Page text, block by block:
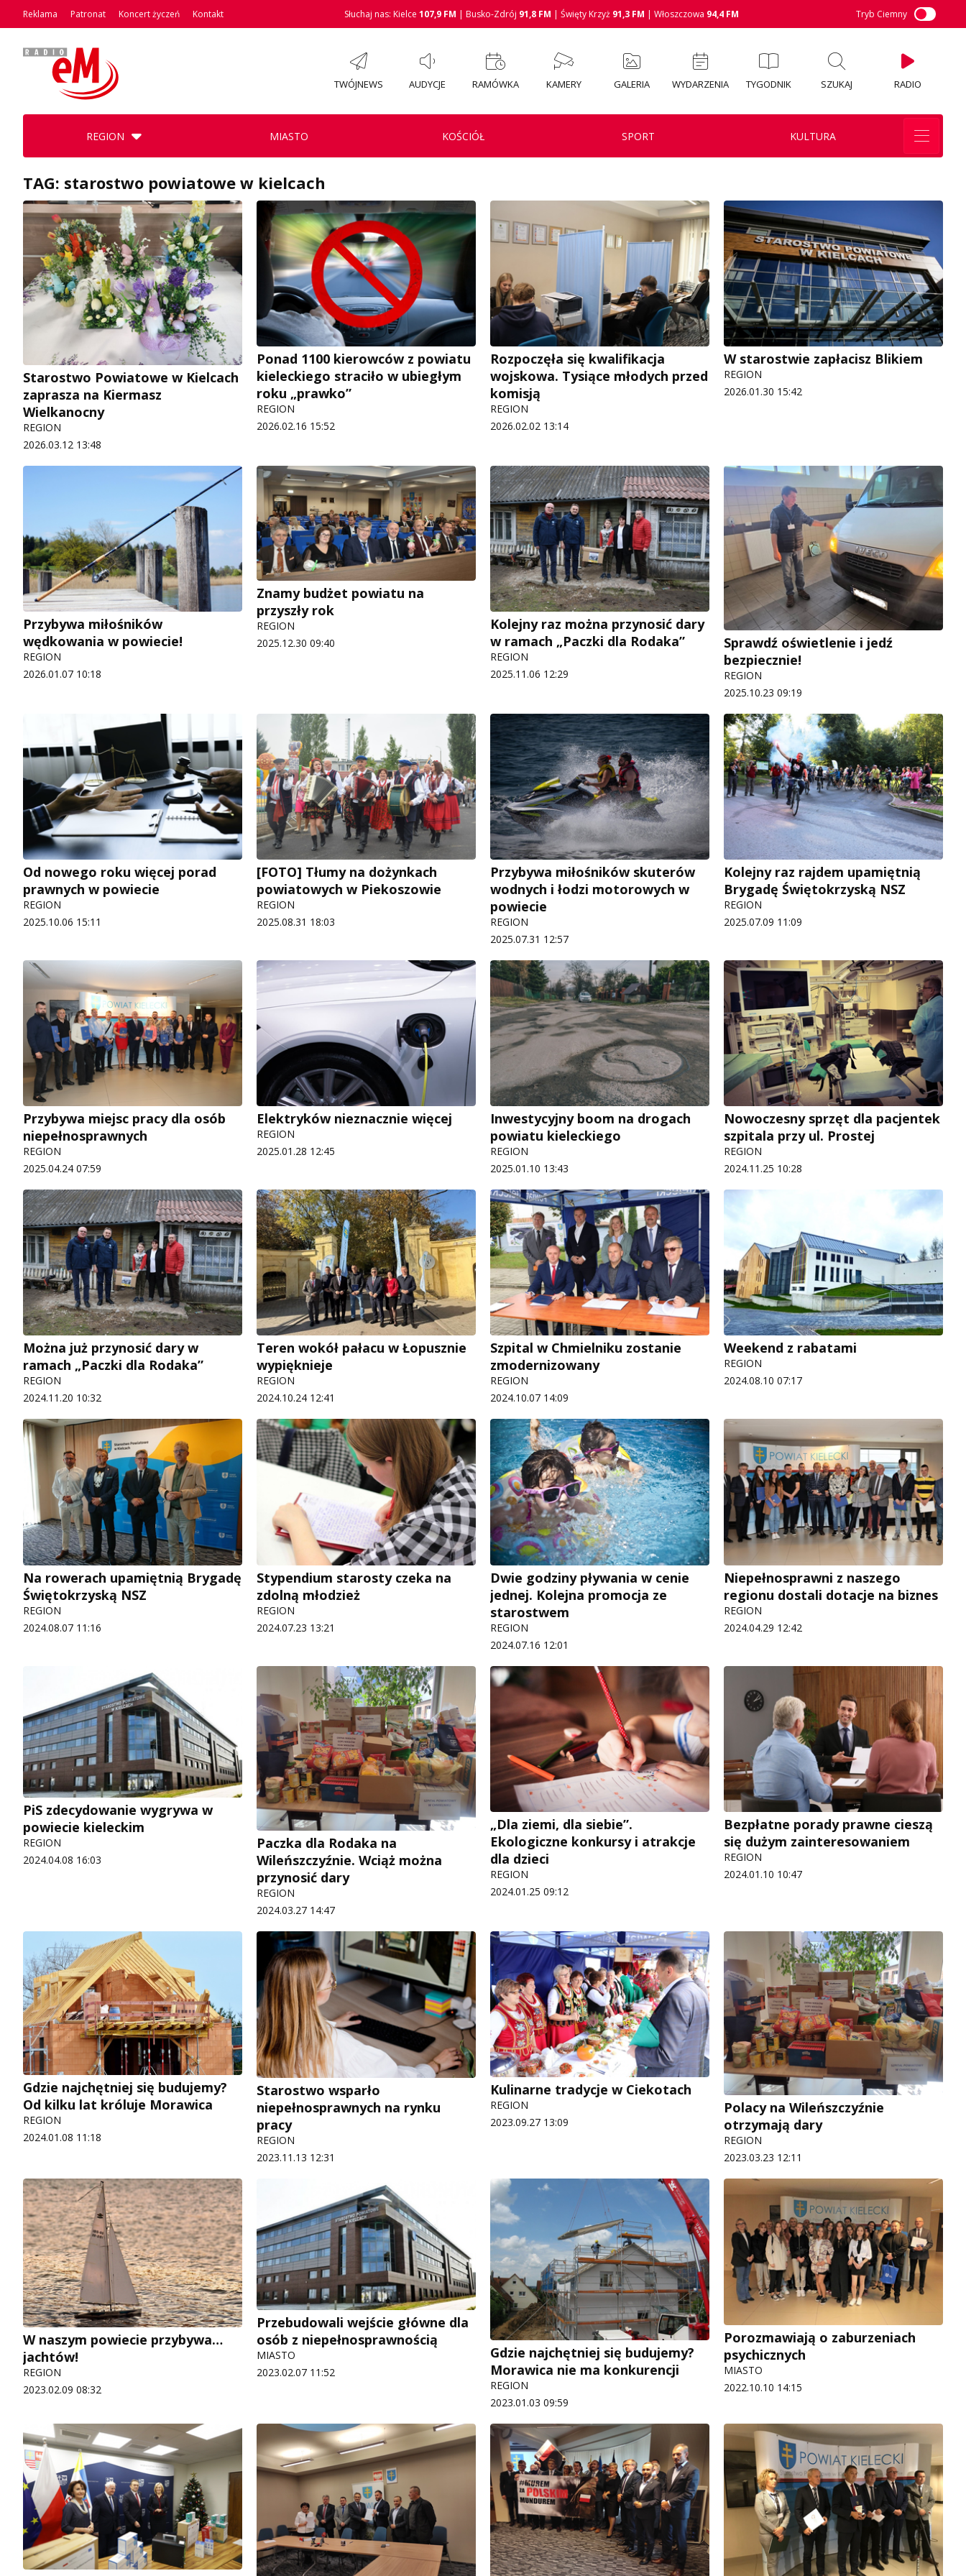
Reklama Patronat Koncert życzeń Kontakt Słuchaj nas: Kielce 107,9 FM | Busko-Zdrój 91,8 FM | Święty Krzyż 91,3 FM | Włoszczowa 94,4 FM Tryb Ciemny
TWÓJNEWS AUDYCJE RAMÓWKA KAMERY GALERIA WYDARZENIA TYGODNIK SZUKAJ RADIO
REGION MIASTO KOŚCIÓŁ SPORT KULTURA
TAG: starostwo powiatowe w kielcach
Starostwo Powiatowe w Kielcach
zaprasza na Kiermasz
Wielkanocny
REGION
2026.03.12 13:48
Ponad 1100 kierowców z powiatu
kieleckiego straciło w ubiegłym
roku „prawko”
REGION
2026.02.16 15:52
Rozpoczęła się kwalifikacja
wojskowa. Tysiące młodych przed
komisją
REGION
2026.02.02 13:14
W starostwie zapłacisz Blikiem
REGION
2026.01.30 15:42
Przybywa miłośników
wędkowania w powiecie!
REGION
2026.01.07 10:18
Znamy budżet powiatu na
przyszły rok
REGION
2025.12.30 09:40
Kolejny raz można przynosić dary
w ramach „Paczki dla Rodaka”
REGION
2025.11.06 12:29
Sprawdź oświetlenie i jedź
bezpiecznie!
REGION
2025.10.23 09:19
Od nowego roku więcej porad
prawnych w powiecie
REGION
2025.10.06 15:11
[FOTO] Tłumy na dożynkach
powiatowych w Piekoszowie
REGION
2025.08.31 18:03
Przybywa miłośników skuterów
wodnych i łodzi motorowych w
powiecie
REGION
2025.07.31 12:57
Kolejny raz rajdem upamiętnią
Brygadę Świętokrzyską NSZ
REGION
2025.07.09 11:09
Przybywa miejsc pracy dla osób
niepełnosprawnych
REGION
2025.04.24 07:59
Elektryków nieznacznie więcej
REGION
2025.01.28 12:45
Inwestycyjny boom na drogach
powiatu kieleckiego
REGION
2025.01.10 13:43
Nowoczesny sprzęt dla pacjentek
szpitala przy ul. Prostej
REGION
2024.11.25 10:28
Można już przynosić dary w
ramach „Paczki dla Rodaka”
REGION
2024.11.20 10:32
Teren wokół pałacu w Łopusznie
wypięknieje
REGION
2024.10.24 12:41
Szpital w Chmielniku zostanie
zmodernizowany
REGION
2024.10.07 14:09
Weekend z rabatami
REGION
2024.08.10 07:17
Na rowerach upamiętnią Brygadę
Świętokrzyską NSZ
REGION
2024.08.07 11:16
Stypendium starosty czeka na
zdolną młodzież
REGION
2024.07.23 13:21
Dwie godziny pływania w cenie
jednej. Kolejna promocja ze
starostwem
REGION
2024.07.16 12:01
Niepełnosprawni z naszego
regionu dostali dotacje na biznes
REGION
2024.04.29 12:42
PiS zdecydowanie wygrywa w
powiecie kieleckim
REGION
2024.04.08 16:03
Paczka dla Rodaka na
Wileńszczyźnie. Wciąż można
przynosić dary
REGION
2024.03.27 14:47
„Dla ziemi, dla siebie”.
Ekologiczne konkursy i atrakcje
dla dzieci
REGION
2024.01.25 09:12
Bezpłatne porady prawne cieszą
się dużym zainteresowaniem
REGION
2024.01.10 10:47
Gdzie najchętniej się budujemy?
Od kilku lat króluje Morawica
REGION
2024.01.08 11:18
Starostwo wsparło
niepełnosprawnych na rynku
pracy
REGION
2023.11.13 12:31
Kulinarne tradycje w Ciekotach
REGION
2023.09.27 13:09
Polacy na Wileńszczyźnie
otrzymają dary
REGION
2023.03.23 12:11
W naszym powiecie przybywa…
jachtów!
REGION
2023.02.09 08:32
Przebudowali wejście główne dla
osób z niepełnosprawnością
MIASTO
2023.02.07 11:52
Gdzie najchętniej się budujemy?
Morawica nie ma konkurencji
REGION
2023.01.03 09:59
Porozmawiają o zaburzeniach
psychicznych
MIASTO
2022.10.10 14:15